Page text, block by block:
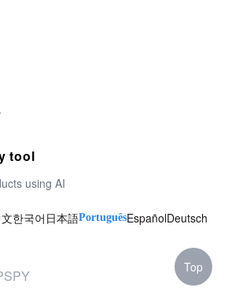
tool
using AI
한국어 日本語PortuguêsEspañolDeutsch
Top